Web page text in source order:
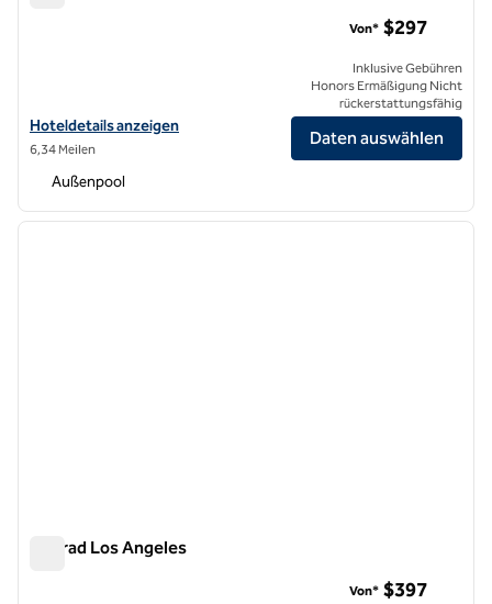
Hoteldetails für Cameo Beverly Hills, LXR Hotels & Resorts anzeigen
Hoteldetails anzeigen
6,34 Meilen
Von* $297
Inklusive Gebühren
Honors Ermäßigung Nicht
rückerstattungsfähig
Daten auswählen
Außenpool
1 von 12
Conrad Los Angeles
Von* $397